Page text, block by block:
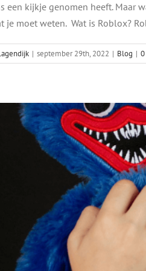
een kijkje genomen heeft. Maar
je moet weten. Wat is Roblox?
| september 29th, 2022 | Blog |
Alles wat je